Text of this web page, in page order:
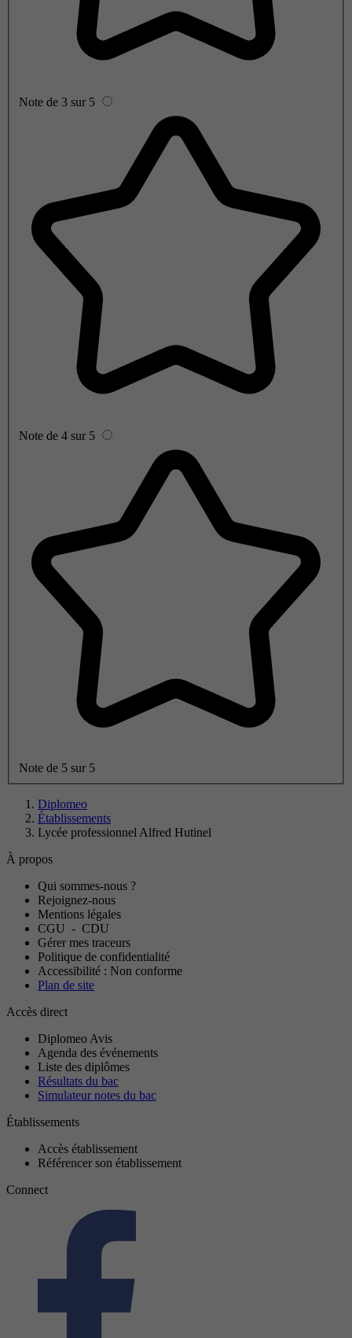
Note de 3 sur 5
Note de 4 sur 5
Note de 5 sur 5
Diplomeo
Établissements
Lycée professionnel Alfred Hutinel
À propos
Qui sommes-nous ?
Rejoignez-nous
Mentions légales
CGU - CDU
Gérer mes traceurs
Politique de confidentialité
Accessibilité : Non conforme
Plan de site
Accès direct
Diplomeo Avis
Agenda des événements
Liste des diplômes
Résultats du bac
Simulateur notes du bac
Établissements
Accès établissement
Référencer son établissement
Connect